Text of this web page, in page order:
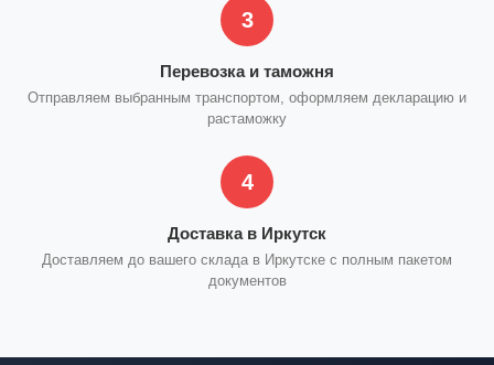
3
Перевозка и таможня
Отправляем выбранным транспортом, оформляем декларацию и
растаможку
4
Доставка в Иркутск
Доставляем до вашего склада в Иркутске с полным пакетом
документов